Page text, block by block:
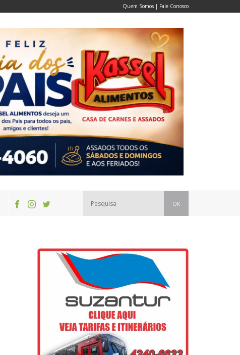
Quem Somos | Fale Conosco
OK